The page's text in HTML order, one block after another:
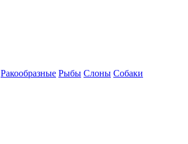
Ракообразные Рыбы Слоны Собаки